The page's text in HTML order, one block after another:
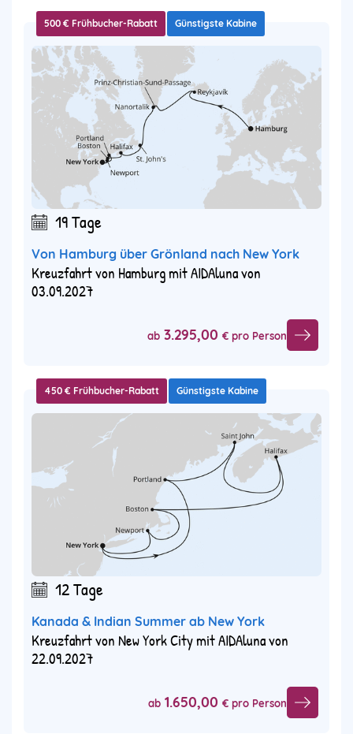
500 € Frühbucher-Rabatt Günstigste Kabine
19 Tage
Von Hamburg über Grönland nach New York
Kreuzfahrt von Hamburg mit AIDAluna von
03.09.2027
ab 3.295,00 € pro Person
450 € Frühbucher-Rabatt Günstigste Kabine
12 Tage
Kanada & Indian Summer ab New York
Kreuzfahrt von New York City mit AIDAluna von
22.09.2027
ab 1.650,00 € pro Person